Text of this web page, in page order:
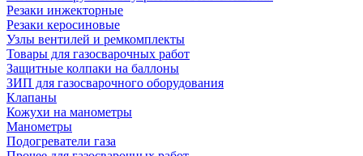
Резаки инжекторные
Резаки керосиновые
Узлы вентилей и ремкомплекты
Товары для газосварочных работ
Защитные колпаки на баллоны
ЗИП для газосварочного оборудования
Клапаны
Кожухи на манометры
Манометры
Подогреватели газа